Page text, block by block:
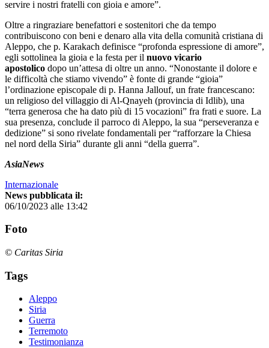
servire i nostri fratelli con gioia e amore”.
Oltre a ringraziare benefattori e sostenitori che da tempo
contribuiscono con beni e denaro alla vita della comunità cristiana di
Aleppo, che p. Karakach definisce “profonda espressione di amore”,
egli sottolinea la gioia e la festa per il nuovo vicario
apostolico dopo un’attesa di oltre un anno. “Nonostante il dolore e
le difficoltà che stiamo vivendo” è fonte di grande “gioia”
l’ordinazione episcopale di p. Hanna Jallouf, un frate francescano:
un religioso del villaggio di Al-Qnayeh (provincia di Idlib), una
“terra generosa che ha dato più di 15 vocazioni” fra frati e suore. La
sua presenza, conclude il parroco di Aleppo, la sua “perseveranza e
dedizione” si sono rivelate fondamentali per “rafforzare la Chiesa
nel nord della Siria” durante gli anni “della guerra”.
AsiaNews
Internazionale
News pubblicata il:
06/10/2023 alle 13:42
Foto
© Caritas Siria
Tags
Aleppo
Siria
Guerra
Terremoto
Testimonianza